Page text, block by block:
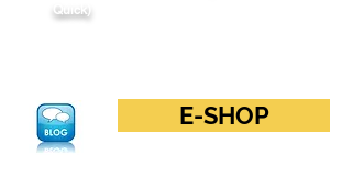
Quick)
E-SHOP